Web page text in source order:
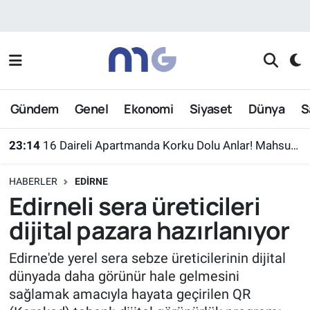
Gündem Genel Ekonomi Siyaset Dünya
23:14 16 Daireli Apartmanda Korku Dolu Anlar! Mahsur Kalanlar Kurtarıldı
HABERLER EDIRNE
Edirneli sera üreticileri
dijital pazara hazırlanıyor
Edirne'de yerel sera sebze üreticilerinin dijital
dünyada daha görünür hale gelmesini
sağlamak amacıyla hayata geçirilen QR
Nöbetçi Eczaneler
Hava Durumu
Süper Lig Puan Durumu ve Fikstür
Tüm Manşetler
Son Dakika Haberleri
Haber Arşivi